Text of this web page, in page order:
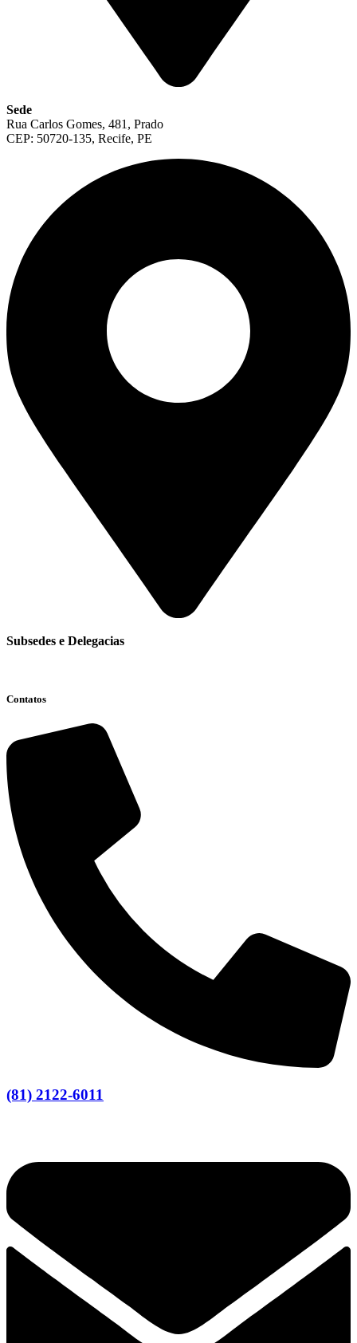
Sede
Rua Carlos Gomes, 481, Prado
CEP: 50720-135, Recife, PE
Subsedes e Delegacias
Contatos
(81) 2122-6011